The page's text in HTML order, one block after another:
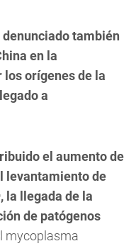
también
en la
orígenes de la
a
el aumento de
levantamiento de
la llegada de la
de patógenos
mycoplasma